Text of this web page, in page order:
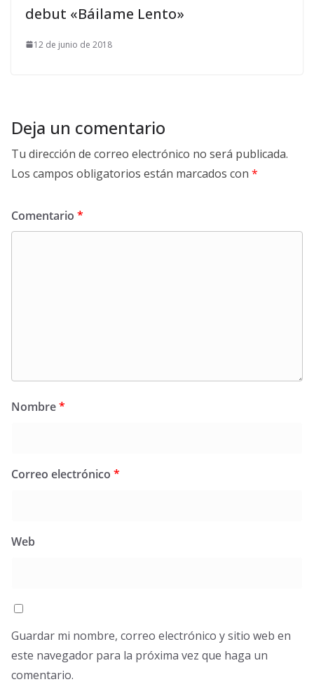
debut «Báilame Lento»
12 de junio de 2018
Deja un comentario
Tu dirección de correo electrónico no será publicada.
Los campos obligatorios están marcados con *
Comentario *
Nombre*
Correo electrónico *
Web
Guardar mi nombre, correo electrónico y sitio web en
este navegador para la próxima vez que haga un
comentario.